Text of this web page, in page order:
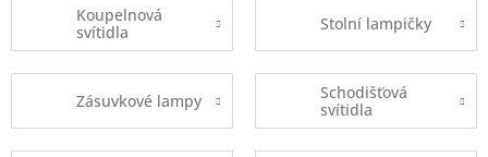
Koupelnová
svítidla
Stolní lampičky
Zásuvkové lampy
Schodišťová
svítidla